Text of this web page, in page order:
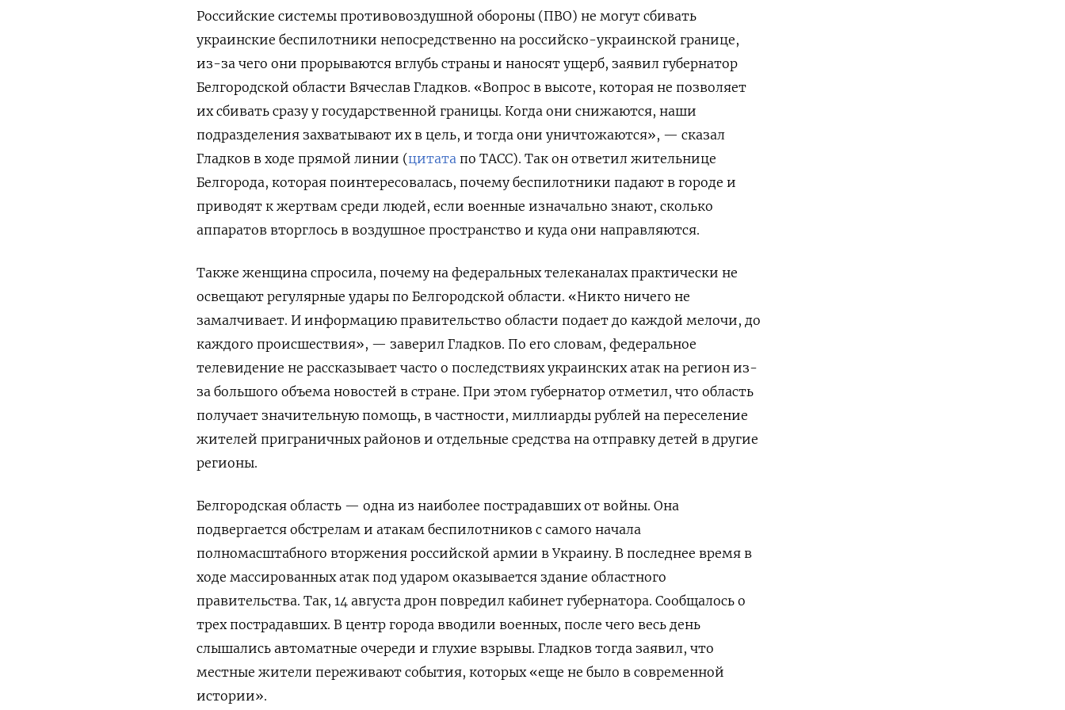
Российские системы противовоздушной обороны (ПВО) не могут сбивать
украинские беспилотники непосредственно на российско-украинской границе,
из-за чего они прорываются вглубь страны и наносят ущерб, заявил губернатор
Белгородской области Вячеслав Гладков. «Вопрос в высоте, которая не позволяет
их сбивать сразу у государственной границы. Когда они снижаются, наши
подразделения захватывают их в цель, и тогда они уничтожаются», — сказал
Гладков в ходе прямой линии (цитата по ТАСС). Так он ответил жительнице
Белгорода, которая поинтересовалась, почему беспилотники падают в городе и
приводят к жертвам среди людей, если военные изначально знают, сколько
аппаратов вторглось в воздушное пространство и куда они направляются.
Также женщина спросила, почему на федеральных телеканалах практически не
освещают регулярные удары по Белгородской области. «Никто ничего не
замалчивает. И информацию правительство области подает до каждой мелочи, до
каждого происшествия», — заверил Гладков. По его словам, федеральное
телевидение не рассказывает часто о последствиях украинских атак на регион из-
за большого объема новостей в стране. При этом губернатор отметил, что область
получает значительную помощь, в частности, миллиарды рублей на переселение
жителей приграничных районов и отдельные средства на отправку детей в другие
регионы.
Белгородская область — одна из наиболее пострадавших от войны. Она
подвергается обстрелам и атакам беспилотников с самого начала
полномасштабного вторжения российской армии в Украину. В последнее время в
ходе массированных атак под ударом оказывается здание областного
правительства. Так, 14 августа дрон повредил кабинет губернатора. Сообщалось о
трех пострадавших. В центр города вводили военных, после чего весь день
слышались автоматные очереди и глухие взрывы. Гладков тогда заявил, что
местные жители переживают события, которых «еще не было в современной
истории».